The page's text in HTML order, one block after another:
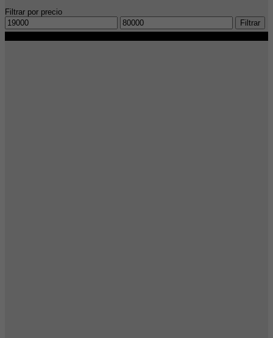
Filtrar por precio
Precio
mínimo
Precio
máximo
Filtrar